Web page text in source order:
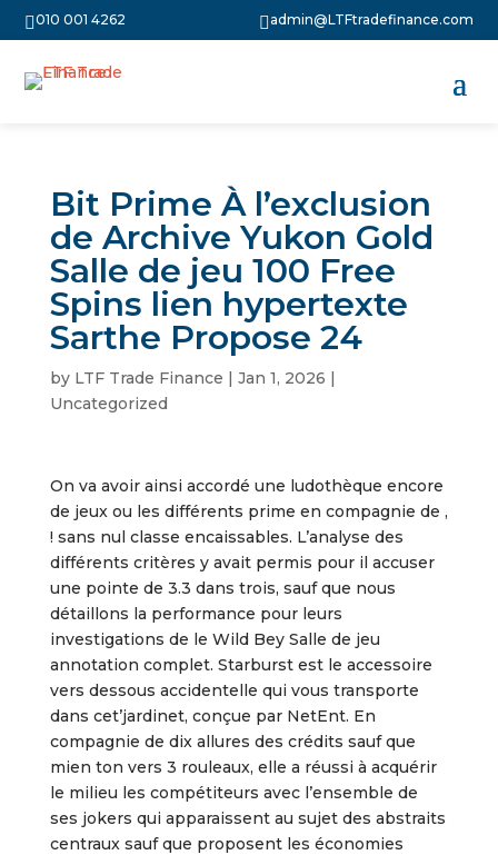
010 001 4262  admin@LTFtradefinance.com
Bit Prime À l’exclusion
de Archive Yukon Gold
Salle de jeu 100 Free
Spins lien hypertexte
Sarthe Propose 24
by LTF Trade Finance | Jan 1, 2026 |
Uncategorized
On va avoir ainsi accordé une ludothèque encore
de jeux ou les différents prime en compagnie de ,
! sans nul classe encaissables. L’analyse des
différents critères y avait permis pour il accuser
une pointe de 3.3 dans trois, sauf que nous
détaillons la performance pour leurs
investigations de le Wild Bey Salle de jeu
annotation complet. Starburst est le accessoire
vers dessous accidentelle qui vous transporte
dans cet’jardinet, conçue par NetEnt. En
compagnie de dix allures des crédits sauf que
mien ton vers 3 rouleaux, elle a réussi à acquérir
le milieu les compétiteurs avec l’ensemble de
ses jokers qui apparaissent au sujet des abstraits
centraux sauf que proposent les économies